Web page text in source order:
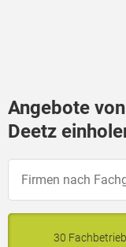
Angebote
Deetz
30